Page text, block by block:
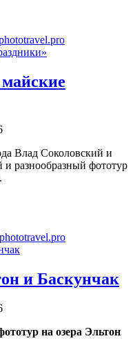
Влад Соколовский и
и разнообразный фототур
.
phototravel.pro
и Баскунчак
на озера Эльтон